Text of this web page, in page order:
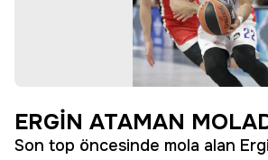
ERGİN ATAMAN
Son top öncesinde mola alan